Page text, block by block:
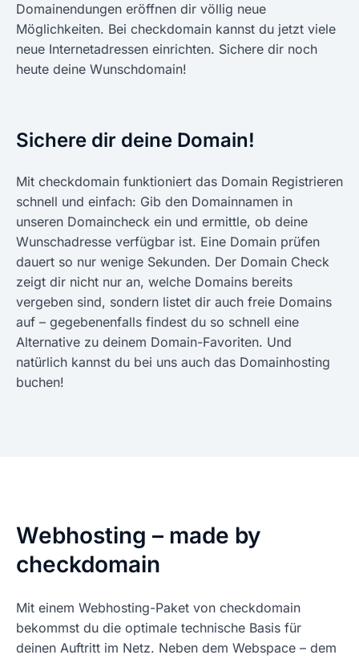
Domainendungen eröffnen dir völlig neue
Möglichkeiten. Bei checkdomain kannst du jetzt viele
neue Internetadressen einrichten. Sichere dir noch
heute deine Wunschdomain!
Sichere dir deine Domain!
Mit checkdomain funktioniert das Domain Registrieren
schnell und einfach: Gib den Domainnamen in
unseren Domaincheck ein und ermittle, ob deine
Wunschadresse verfügbar ist. Eine Domain prüfen
dauert so nur wenige Sekunden. Der Domain Check
zeigt dir nicht nur an, welche Domains bereits
vergeben sind, sondern listet dir auch freie Domains
auf – gegebenenfalls findest du so schnell eine
Alternative zu deinem Domain-Favoriten. Und
natürlich kannst du bei uns auch das Domainhosting
buchen!
Webhosting – made by
checkdomain
Mit einem Webhosting-Paket von checkdomain
bekommst du die optimale technische Basis für
deinen Auftritt im Netz. Neben dem Webspace – dem